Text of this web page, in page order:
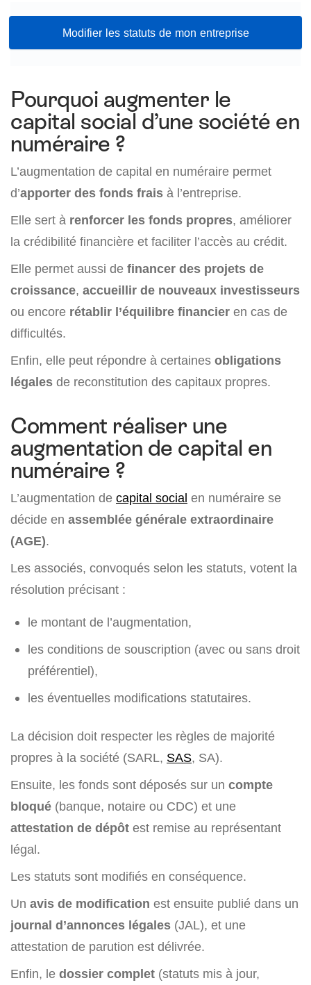
Modifier les statuts de mon entreprise
Pourquoi augmenter le
capital social d’une société en
numéraire ?
L’augmentation de capital en numéraire permet
d’apporter des fonds frais à l’entreprise.
Elle sert à renforcer les fonds propres, améliorer
la crédibilité financière et faciliter l’accès au crédit.
Elle permet aussi de financer des projets de
croissance, accueillir de nouveaux investisseurs
ou encore rétablir l’équilibre financier en cas de
difficultés.
Enfin, elle peut répondre à certaines obligations
légales de reconstitution des capitaux propres.
Comment réaliser une
augmentation de capital en
numéraire ?
L’augmentation de capital social en numéraire se
décide en assemblée générale extraordinaire
(AGE).
Les associés, convoqués selon les statuts, votent la
résolution précisant :
le montant de l’augmentation,
les conditions de souscription (avec ou sans droit
préférentiel),
les éventuelles modifications statutaires.
La décision doit respecter les règles de majorité
propres à la société (SARL, SAS, SA).
Ensuite, les fonds sont déposés sur un compte
bloqué (banque, notaire ou CDC) et une
attestation de dépôt est remise au représentant
légal.
Les statuts sont modifiés en conséquence.
Un avis de modification est ensuite publié dans un
journal d’annonces légales (JAL), et une
attestation de parution est délivrée.
Enfin, le dossier complet (statuts mis à jour,